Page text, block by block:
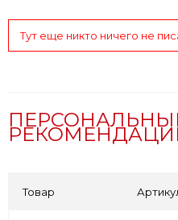
Тут еще никто ничего не
Товар